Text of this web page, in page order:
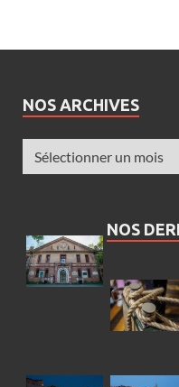
NOS ARCHIVES
NOS